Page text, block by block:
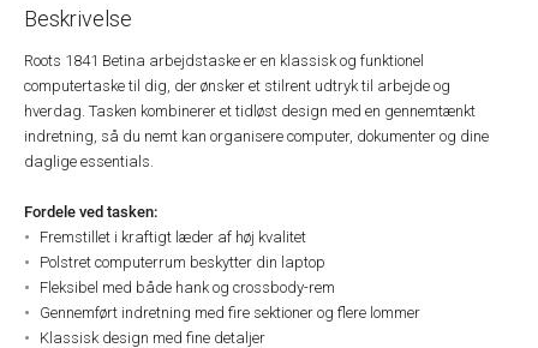
Beskrivelse
Roots 1841 Betina arbejdstaske er en klassisk og funktionel
computertaske til dig, der ønsker et stilrent udtryk til arbejde og
hverdag. Tasken kombinerer et tidløst design med en gennemtænkt
indretning, så du nemt kan organisere computer, dokumenter og dine
daglige essentials.
Fordele ved tasken:
Fremstillet i kraftigt læder af høj kvalitet
Polstret computerrum beskytter din laptop
Fleksibel med både hank og crossbody-rem
Gennemført indretning med fire sektioner og flere lommer
Klassisk design med fine detaljer